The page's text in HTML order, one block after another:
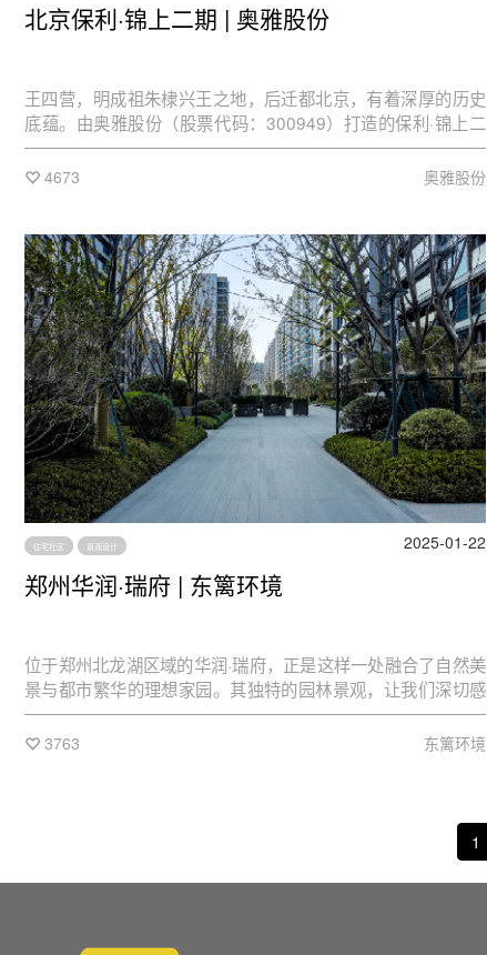
北京保利·锦上二期 | 奥雅股份
王四营，明成祖朱棣兴王之地，后迁都北京，有着深厚的历史
底蕴。由奥雅股份（股票代码：300949）打造的保利·锦上二
期正坐落于此，对望CBD核心区域，毗邻焦化厂工业遗址公
园。过去与当下呼应，繁华之境日渐成熟。
4673 奥雅股份
住宅社区 景观设计 2025-01-22
郑州华润·瑞府 | 东篱环境
位于郑州北龙湖区域的华润·瑞府，正是这样一处融合了自然美
景与都市繁华的理想家园。其独特的园林景观，让我们深切感
受到了诗意栖居的奥秘。
3763 东篱环境
1